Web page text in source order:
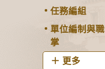
任務編組
單位編制與職
掌
更多